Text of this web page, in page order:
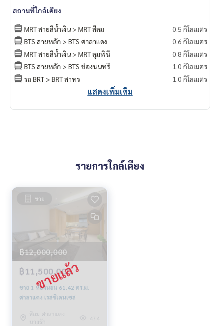
สถานที่ใกล้เคียง
MRT สายสีน้ำเงิน > MRT สีลม
0.5 กิโลเมตร
BTS สายหลัก > BTS ศาลาแดง
0.6 กิโลเมตร
MRT สายสีน้ำเงิน > MRT ลุมพินี
0.8 กิโลเมตร
BTS สายหลัก > BTS ช่องนนทรี
1.0 กิโลเมตร
รถ BRT > BRT สาทร
1.0 กิโลเมตร
แสดงเพิ่มเติม
รายการใกล้เคียง
ขาย
฿12,000,000
฿11,500,000
ขาย 1 ห้องนอน 61.42 ตร.ม.
ศาลาแดง เรสซิเดนเซส
สีลม ศาลาแดง
บางรัก
474